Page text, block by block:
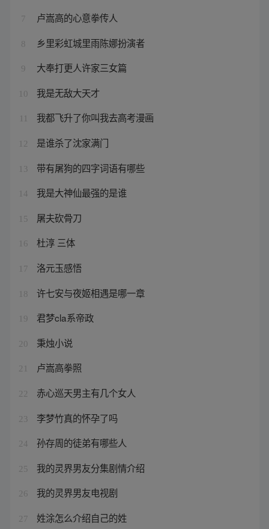
7 卢嵩高的心意拳传人
8 乡里彩虹城里雨陈娜扮演者
9 大奉打更人许家三女篇
10 我是无敌大天才
我都飞升了你叫我去高考漫画
12 是谁杀了沈家满门
13 带有屠狗的四字词语有哪些
14 我是大神仙最强的是谁
15 屠夫砍骨刀
16 杜淳 三体
17 洛元玉感悟
18 许七安与夜姬相遇是哪一章
19 君梦cla系帝政
20 秉烛小说
21 卢嵩高拳照
22 赤心巡天男主有几个女人
23 李梦竹真的怀孕了吗
24 孙存周的徒弟有哪些人
25 我的灵界男友分集剧情介绍
26 我的灵界男友电视剧
27 姓涂怎么介绍自己的姓